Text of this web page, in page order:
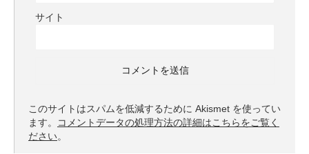
サイト
このサイトはスパムを低減するために Akismet を使ってい
ます。
コメントデータの処理方法の詳細はこちらをご覧く
ださい。